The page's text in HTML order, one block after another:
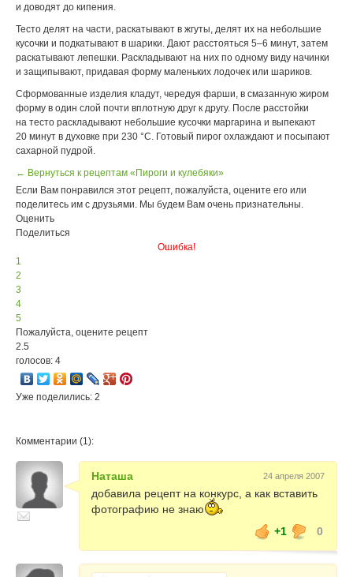
и доводят до кипения.
Тесто делят на части, раскатывают в жгуты, делят их на небольшие
кусочки и подкатывают в шарики. Дают расстояться 5–6 минут, затем
раскатывают лепешки. Раскладывают на них по одному виду начинки
и защипывают, придавая форму маленьких лодочек или шариков.
Сформованные изделия кладут, чередуя фарши, в смазанную жиром
форму в один слой почти вплотную друг к другу. После расстойки
на тесто раскладывают небольшие кусочки маргарина и выпекают
20 минут в духовке при 230 °С. Готовый пирог охлаждают и посыпают
сахарной пудрой.
← Вернуться к рецептам «Пироги и кулебяки»
Если Вам понравился этот рецепт, пожалуйста, оцените его или
поделитесь им с друзьями. Мы будем Вам очень признательны.
Оценить
Поделиться
Ошибка!
1
2
3
4
5
Пожалуйста, оцените рецепт
2.5
голосов: 4
Уже поделились: 2
Комментарии (1):
Наташа 24 апреля 2007
добавила рецепт на конкурс, а как вставить
фотографию не знаю
+1
0